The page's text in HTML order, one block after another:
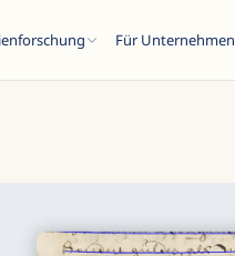
Für Unternehmen